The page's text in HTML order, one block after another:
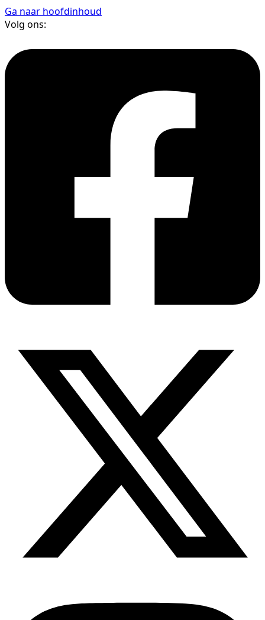
Ga naar hoofdinhoud
Volg ons: